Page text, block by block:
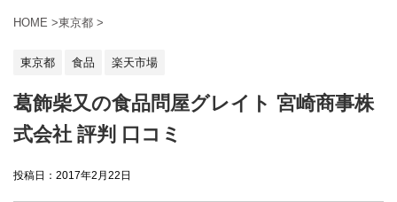
HOME >東京都 >
東京都 食品 楽天市場
葛飾柴又の食品問屋グレイト 宮崎商事株
式会社 評判 口コミ
投稿日： 2017年2月22日